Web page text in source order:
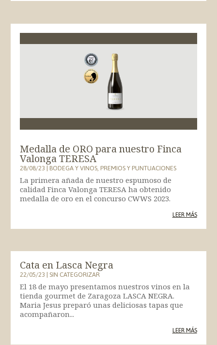
Medalla de ORO para nuestro Finca
Valonga TERESA
28/08/23|BODEGA Y VINOS,PREMIOS Y PUNTUACIONES
La primera añada de nuestro espumoso de
calidad Finca Valonga TERESA ha obtenido
medalla de oro en el concurso CWWS 2023.
LEER MÁS
Cata en Lasca Negra
22/05/23| SIN CATEGORIZAR
El 18 de mayo presentamos nuestros vinos en la
tienda gourmet de Zaragoza LASCA NEGRA.
Maria Jesus preparó unas deliciosas tapas que
acompañaron...
LEER MÁS